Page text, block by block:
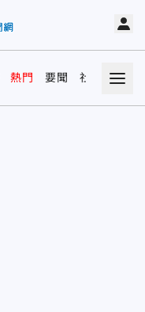
熱門 要聞 社會 娛樂